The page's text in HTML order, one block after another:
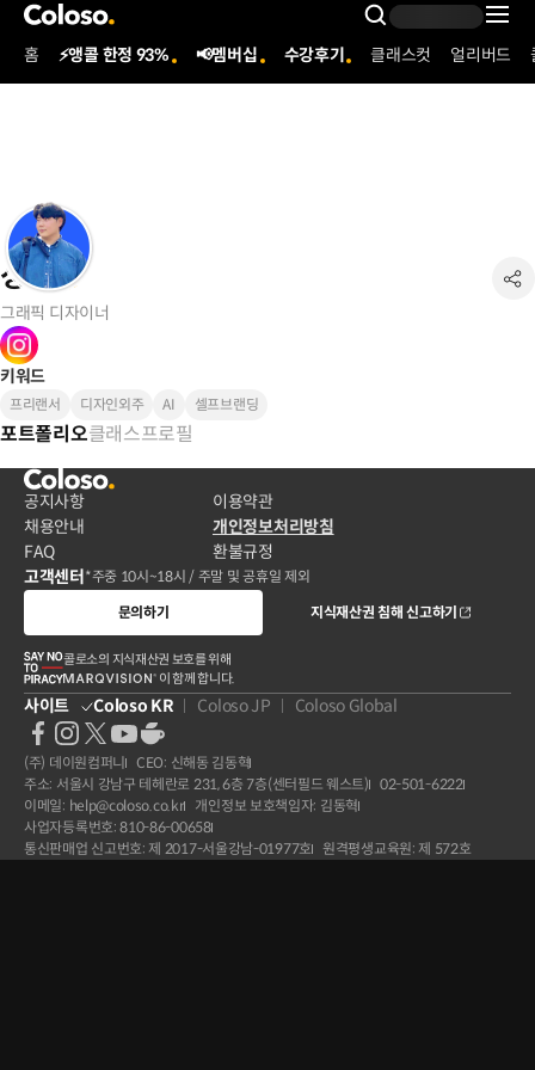
콜로소
Search
Coloso Menu
홈 ⚡앵콜 한정 93% 📢멤버십 수강후기 클래스컷 얼리버드
성문
그래픽 디자이너
키워드
프리랜서 디자인외주 AI 셀프브랜딩
포트폴리오클래스프로필
공지사항
채용안내
FAQ
이용약관
개인정보처리방침
환불규정
고객센터*주중 10시~18시 / 주말 및 공휴일 제외
문의하기
지식재산권 침해 신고하기
콜로소의 지식재산권 보호를 위해
이 함께 합니다.
사이트 Coloso KR Coloso JP Coloso Global
(주) 데이원컴퍼니
CEO: 신해동 김동혁
주소: 서울시 강남구 테헤란로 231, 6층 7층(센터필드 웨스트)
02-501-6222
이메일: help@coloso.co.kr
개인정보 보호책임자: 김동혁
사업자등록번호: 810-86-00658
통신판매업 신고번호: 제 2017-서울강남-01977호
원격평생교육원: 제 572호